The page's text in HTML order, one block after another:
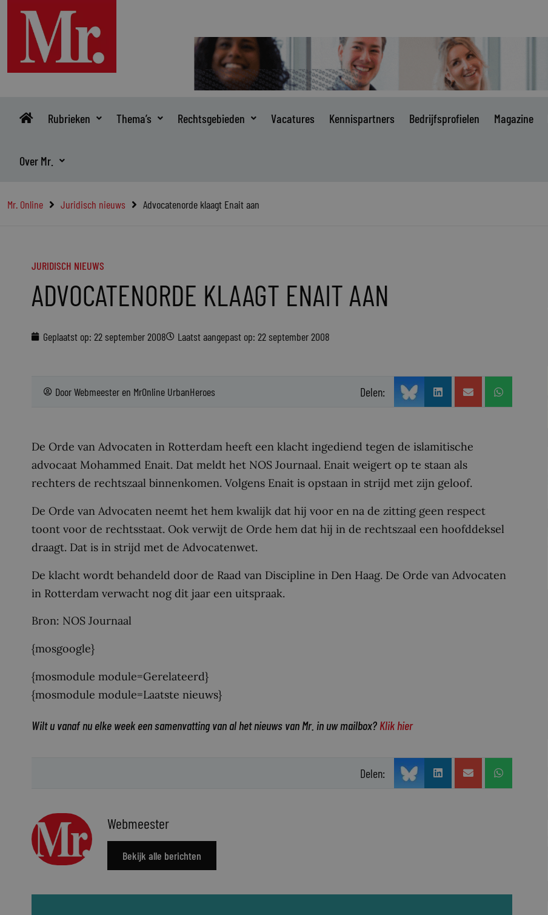
inhoud
Rubrieken Thema’s Rechtsgebieden Vacatures Kennispartners Bedrijfsprofielen Magazine
Over Mr.
Mr. Online Juridisch nieuws Advocatenorde klaagt Enait aan
JURIDISCH NIEUWS
ADVOCATENORDE KLAAGT ENAIT AAN
Geplaatst op: 22 september 2008 Laatst aangepast op: 22 september 2008
DoorWebmeester en MrOnline UrbanHeroes Delen:
De Orde van Advocaten in Rotterdam heeft een klacht ingediend tegen de islamitische
advocaat Mohammed Enait. Dat meldt het NOS Journaal. Enait weigert op te staan als
rechters de rechtszaal binnenkomen. Volgens Enait is opstaan in strijd met zijn geloof.
De Orde van Advocaten neemt het hem kwalijk dat hij voor en na de zitting geen respect
toont voor de rechtsstaat. Ook verwijt de Orde hem dat hij in de rechtszaal een hoofddeksel
draagt. Dat is in strijd met de Advocatenwet.
De klacht wordt behandeld door de Raad van Discipline in Den Haag. De Orde van Advocaten
in Rotterdam verwacht nog dit jaar een uitspraak.
Bron: NOS Journaal
{mosgoogle}
{mosmodule module=Gerelateerd}
{mosmodule module=Laatste nieuws}
Wilt u vanaf nu elke week een samenvatting van al het nieuws van Mr. in uw mailbox? Klik hier
Delen:
Webmeester
Bekijk alle berichten